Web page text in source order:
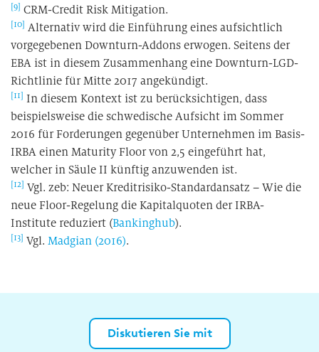
[9] CRM-Credit Risk Mitigation.
[10] Alternativ wird die Einführung eines aufsichtlich
vorgegebenen Downturn-Addons erwogen. Seitens der
EBA ist in diesem Zusammenhang eine Downturn-LGD-
Richtlinie für Mitte 2017 angekündigt.
[11] In diesem Kontext ist zu berücksichtigen, dass
beispielsweise die schwedische Aufsicht im Sommer
2016 für Forderungen gegenüber Unternehmen im Basis-
IRBA einen Maturity Floor von 2,5 eingeführt hat,
welcher in Säule II künftig anzuwenden ist.
[12] Vgl. zeb: Neuer Kreditrisiko-Standardansatz – Wie die
neue Floor-Regelung die Kapitalquoten der IRBA-
Institute reduziert (Bankinghub).
[13] Vgl. Madgian (2016).
Diskutieren Sie mit